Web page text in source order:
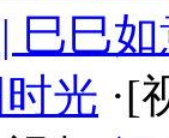
巳巳
光 ·[